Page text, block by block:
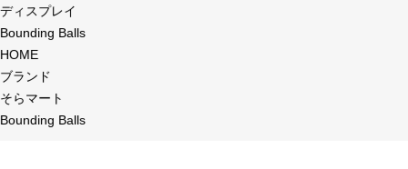
おすすめ
年間ライセンス商品
商品名
ディスプレイ
Bounding Balls
HOME
ブランド
そらマート
Bounding Balls